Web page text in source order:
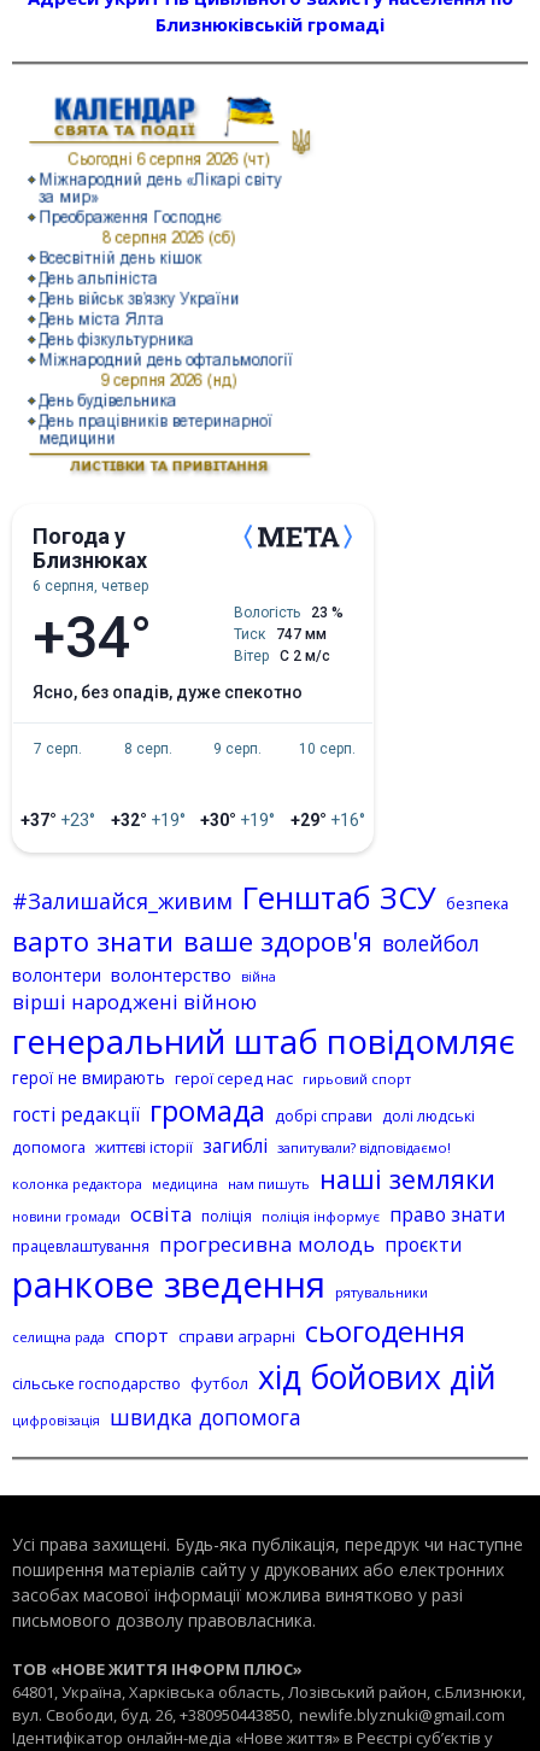
Близнюківській громаді
Погода у
Близнюках
6 серпня, четвер
+34° Вологість
23 %
Тиск
747 мм
Вітер
С 2 м/с
ясно, без опадів, дуже спекотно
7 серп.
+37° +23°
8 серп.
+32° +19°
9 серп.
+30° +19°
10 серп.
+29° +16°
#Залишайся_живим Генштаб ЗСУ безпека
варто знати ваше здоров'я волейбол
волонтери волонтерство війна
вірші народжені війною
генеральний штаб повідомляє
герої не вмирають герої серед нас гирьовий спорт
гості редакції громада добрі справи долі людські
допомога життєві історії загиблі запитували? відповідаємо!
колонка редактора
медицина нам пишуть наші земляки
новини громади освіта поліція поліція інформує право знати
працевлаштування прогресивна молодь проєкти
ранкове зведення рятувальники
селищна рада спорт справи аграрні сьогодення
сільське господарство футбол хід бойових дій
цифровізація швидка допомога
Усі права захищені. Будь-яка публiкацiя, передрук чи наступне
поширення матеріалів сайту у друкованих або електронних
засобах масової інформації можлива винятково у разі
письмового дозволу правовласника.
ТОВ «НОВЕ ЖИТТЯ ІНФОРМ ПЛЮС»
64801, Україна, Харківська область, Лозівський район, с.Близнюки,
вул. Свободи, буд. 26, +380950443850, newlife.blyznuki@gmail.com
Ідентифікатор онлайн-медіа «Нове життя» в Реєстрі суб’єктів у